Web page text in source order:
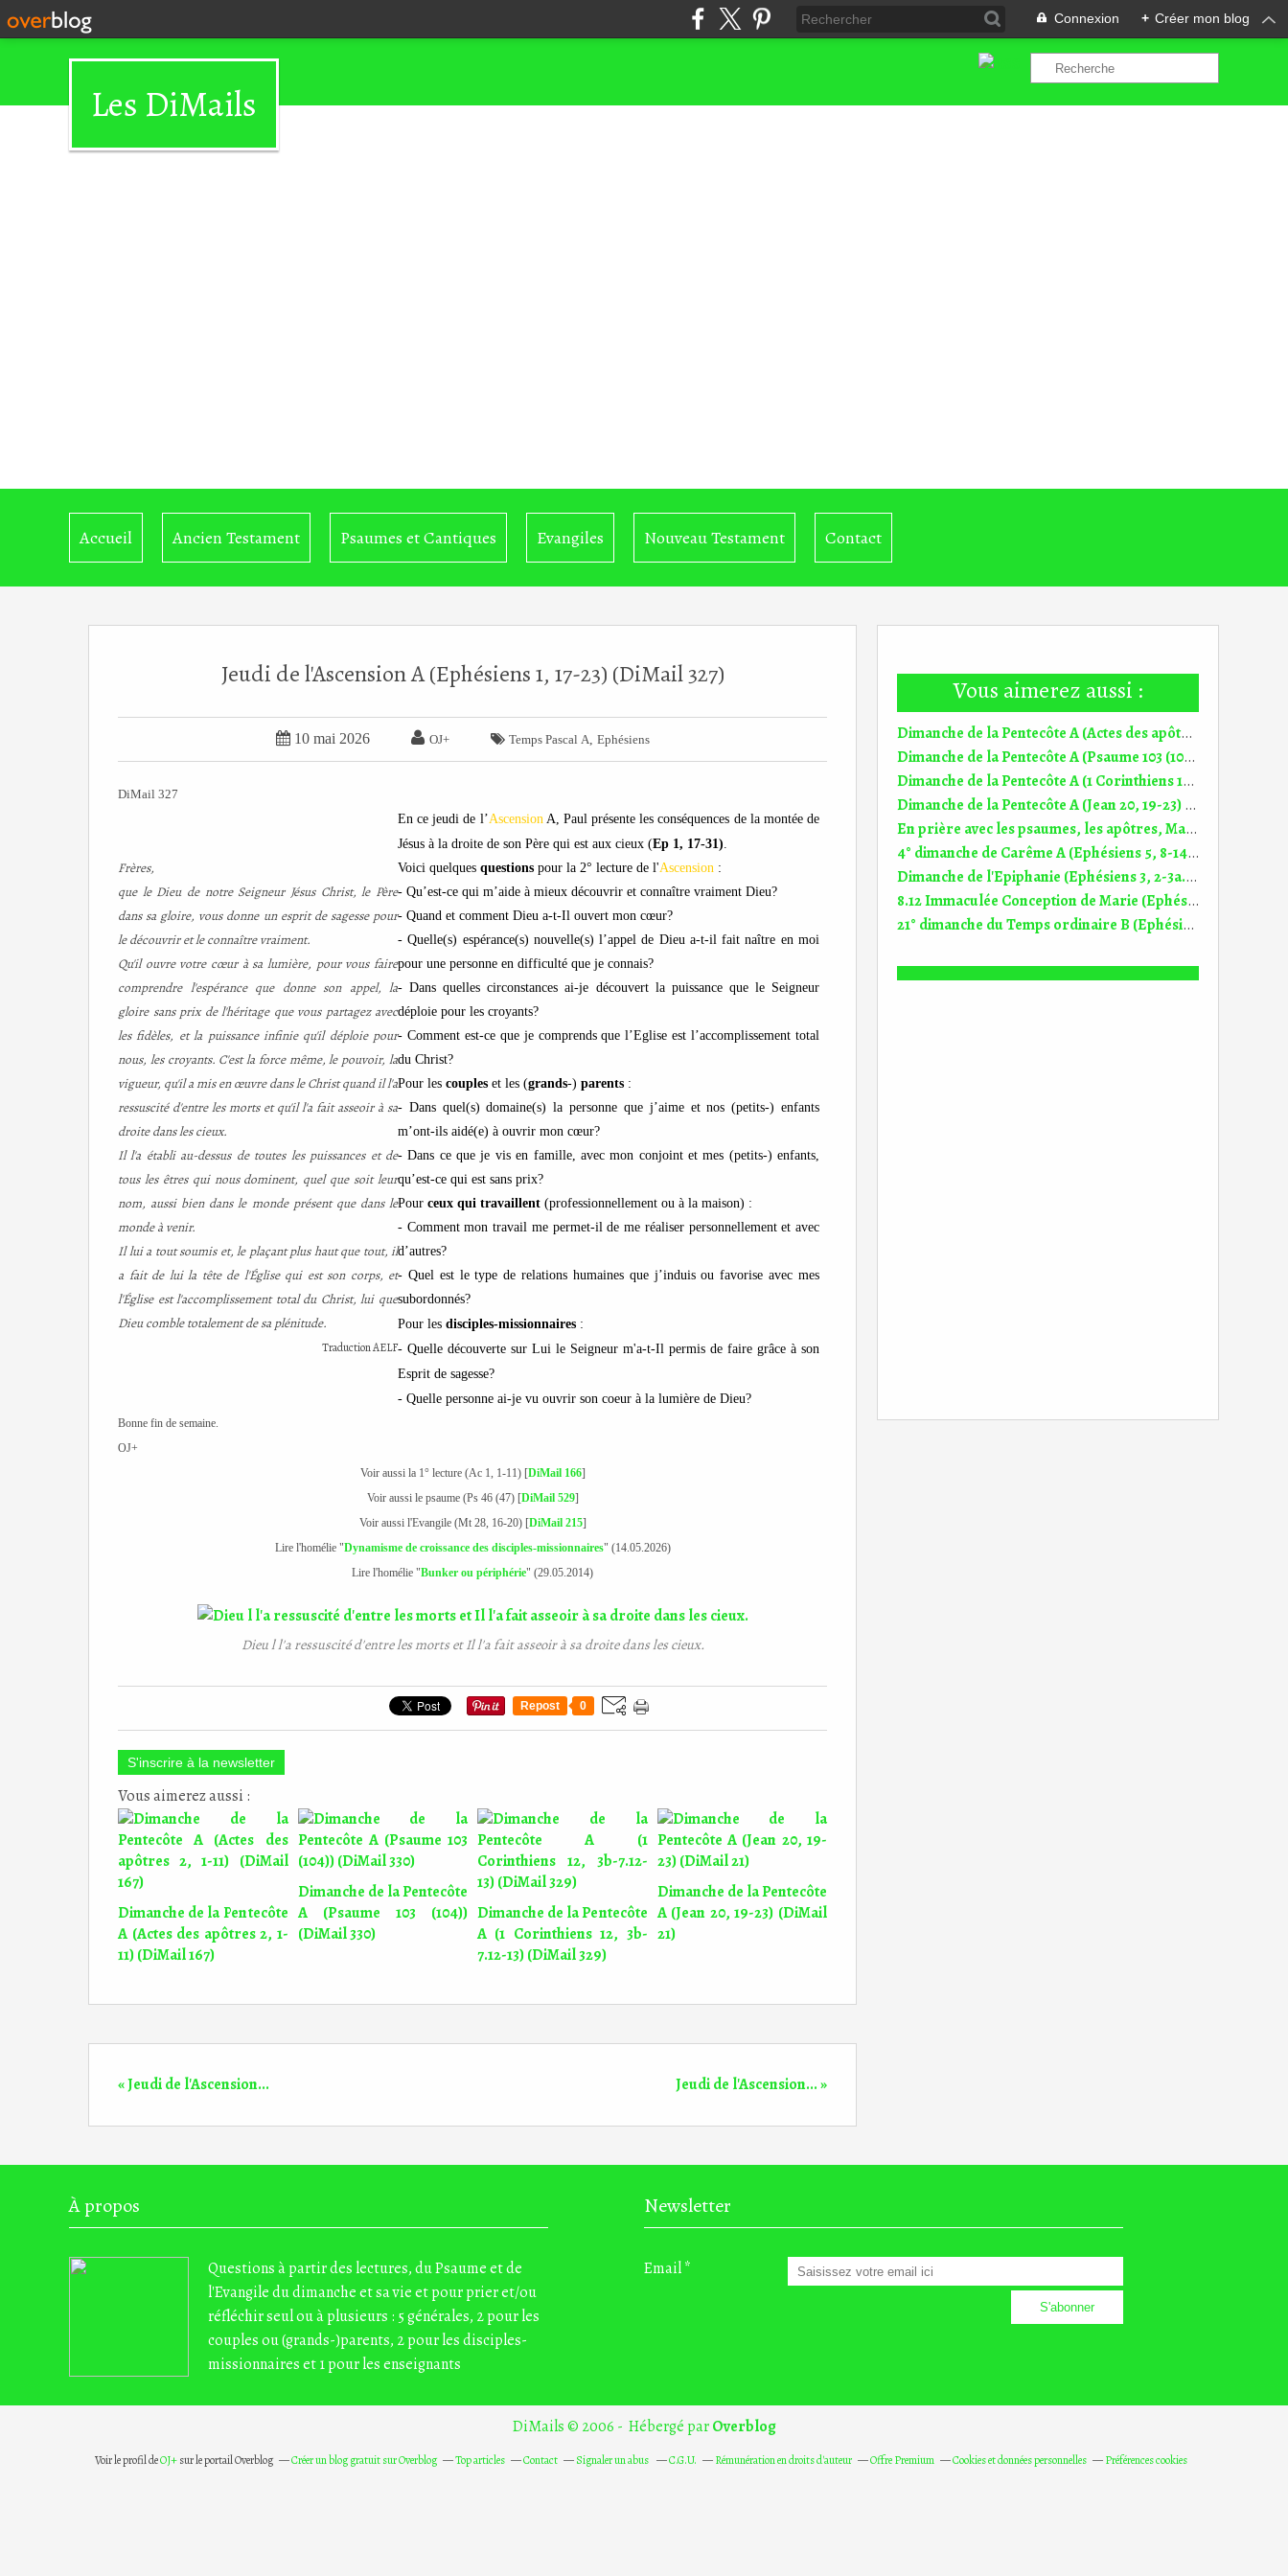
Connexion + Créer mon blog
Les DiMails
Accueil Ancien Testament Psaumes et Cantiques Evangiles Nouveau Testament Contact
Vous aimerez aussi :
Dimanche de la Pentecôte A (Actes des apôtres 2, 1-11) (DiMail 167)
Dimanche de la Pentecôte A (Psaume 103 (104)) (DiMail 330)
Dimanche de la Pentecôte A (1 Corinthiens 12, 3b-7.12-13) (DiMail 329)
Dimanche de la Pentecôte A (Jean 20, 19-23) (DiMail 21)
En prière avec les psaumes, les apôtres, Marie, Jésus Homélie 7° dim TP A (17.05.2026)
4° dimanche de Carême A (Ephésiens 5, 8-14) (DiMail 316)
Dimanche de l'Epiphanie (Ephésiens 3, 2-3a.5-6) (DiMail 101)
8.12 Immaculée Conception de Marie (Ephésiens 1, 3-6.11-12) (DiMail 407)
21° dimanche du Temps ordinaire B (Ephésiens 5, 21-32) (DiMail 418)
Jeudi de l'Ascension A (Ephésiens 1, 17-23) (DiMail 327)
 10 mai 2026  OJ+  Temps Pascal A Ephésiens
DiMail 327
Frères,
que le Dieu de notre Seigneur Jésus Christ, le Père
dans sa gloire, vous donne un esprit de sagesse pour
le découvrir et le connaître vraiment.
Qu'il ouvre votre cœur à sa lumière, pour vous faire
comprendre l'espérance que donne son appel, la
gloire sans prix de l'héritage que vous partagez avec
les fidèles, et la puissance infinie qu'il déploie pour
nous, les croyants. C'est la force même, le pouvoir, la
vigueur, qu'il a mis en œuvre dans le Christ quand il l'a
ressuscité d'entre les morts et qu'il l'a fait asseoir à sa
droite dans les cieux.
Il l'a établi au-dessus de toutes les puissances et de
tous les êtres qui nous dominent, quel que soit leur
nom, aussi bien dans le monde présent que dans le
monde à venir.
Il lui a tout soumis et, le plaçant plus haut que tout, il
a fait de lui la tête de l'Église qui est son corps, et
l'Église est l'accomplissement total du Christ, lui que
Dieu comble totalement de sa plénitude.
Traduction AELF
En ce jeudi de l’Ascension A, Paul présente les conséquences de la montée de
Jésus à la droite de son Père qui est aux cieux (Ep 1, 17-31).
Voici quelques questions pour la 2° lecture de l'Ascension :
- Qu’est-ce qui m’aide à mieux découvrir et connaître vraiment Dieu?
- Quand et comment Dieu a-t-Il ouvert mon cœur?
- Quelle(s) espérance(s) nouvelle(s) l’appel de Dieu a-t-il fait naître en moi
pour une personne en difficulté que je connais?
- Dans quelles circonstances ai-je découvert la puissance que le Seigneur
déploie pour les croyants?
- Comment est-ce que je comprends que l’Eglise est l’accomplissement total
du Christ?
Pour les couples et les (grands-) parents :
- Dans quel(s) domaine(s) la personne que j’aime et nos (petits-) enfants
m’ont-ils aidé(e) à ouvrir mon cœur?
- Dans ce que je vis en famille, avec mon conjoint et mes (petits-) enfants,
qu’est-ce qui est sans prix?
Pour ceux qui travaillent (professionnellement ou à la maison) :
- Comment mon travail me permet-il de me réaliser personnellement et avec
d’autres?
- Quel est le type de relations humaines que j’induis ou favorise avec mes
subordonnés?
Pour les disciples-missionnaires :
- Quelle découverte sur Lui le Seigneur m'a-t-Il permis de faire grâce à son
Esprit de sagesse?
- Quelle personne ai-je vu ouvrir son coeur à la lumière de Dieu?
Bonne fin de semaine.
OJ+
Voir aussi la 1° lecture (Ac 1, 1-11) [DiMail 166]
Voir aussi le psaume (Ps 46 (47) [DiMail 529]
Voir aussi l'Evangile (Mt 28, 16-20) [DiMail 215]
Lire l'homélie "Dynamisme de croissance des disciples-missionnaires" (14.05.2026)
Lire l'homélie "Bunker ou périphérie" (29.05.2014)
Dieu l l'a ressuscité d'entre les morts et Il l'a fait asseoir à sa droite dans les cieux.
Repost 0
S'inscrire à la newsletter
Vous aimerez aussi :
Dimanche de la Pentecôte
A (Actes des apôtres 2, 1-
11) (DiMail 167)
Dimanche de la Pentecôte
A (Psaume 103 (104))
(DiMail 330)
Dimanche de la Pentecôte
A (1 Corinthiens 12, 3b-
7.12-13) (DiMail 329)
Dimanche de la Pentecôte
A (Jean 20, 19-23) (DiMail
21)
« Jeudi de l'Ascension... Jeudi de l'Ascension... »
À propos
Questions à partir des lectures, du Psaume et de
l'Evangile du dimanche et sa vie et pour prier et/ou
réfléchir seul ou à plusieurs : 5 générales, 2 pour les
couples ou (grands-)parents, 2 pour les disciples-
missionnaires et 1 pour les enseignants
Newsletter
Email
DiMails © 2006 - Hébergé parOverblog
Voir le profil deOJ+sur le portail Overblog Créer un blog gratuit sur Overblog Top articles Contact Signaler un abus C.G.U. Rémunération en droits d'auteur Offre Premium Cookies et données personnelles Préférences cookies